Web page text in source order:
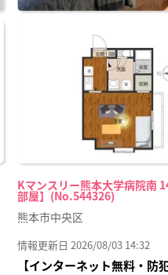
Kマンスリー熊本大学病院南
部屋】(No.544326)
熊本市中央区
情報更新日 2026/08/03 14:32
【インターネット無料・防